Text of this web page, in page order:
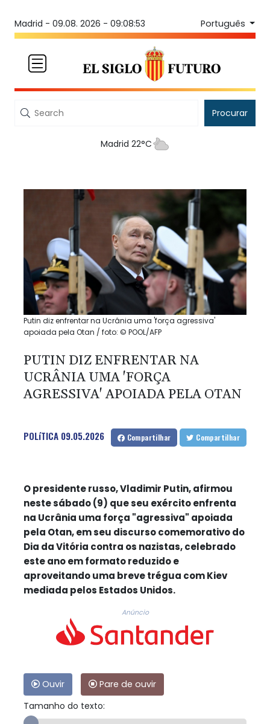
Madrid - 09.08. 2026 - 09:08:53 Português
Procurar
Madrid 22°C
Putin diz enfrentar na Ucrânia uma 'força agressiva'
apoiada pela Otan / foto: © POOL/AFP
PUTIN DIZ ENFRENTAR NA
UCRÂNIA UMA 'FORÇA
AGRESSIVA' APOIADA PELA OTAN
POLíTICA 09.05.2026 Compartilhar Compartilhar
O presidente russo, Vladimir Putin, afirmou
neste sábado (9) que seu exército enfrenta
na Ucrânia uma força "agressiva" apoiada
pela Otan, em seu discurso comemorativo do
Dia da Vitória contra os nazistas, celebrado
este ano em formato reduzido e
aproveitando uma breve trégua com Kiev
mediada pelos Estados Unidos.
Anúncio
Ouvir
Pare de ouvir
Tamanho do texto: